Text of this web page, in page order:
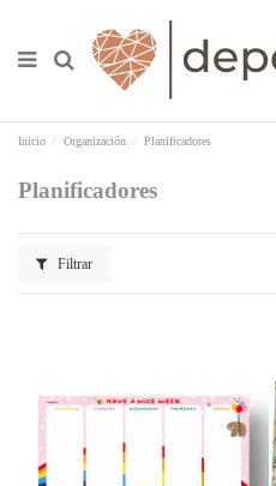
Inicio Organización Planificadores
Planificadores
Filtrar